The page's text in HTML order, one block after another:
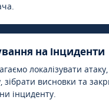
на інциденти
локалізувати
зібрати висновки та
інциденту.